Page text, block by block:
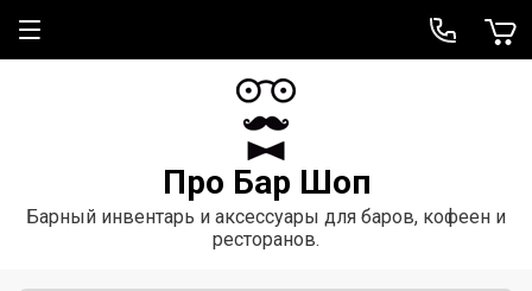
Про Бар Шоп
Барный инвентарь и аксессуары для баров, кофеен и
ресторанов.